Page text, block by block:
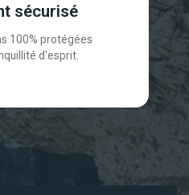
sécurisé
100% protégées
d'esprit.